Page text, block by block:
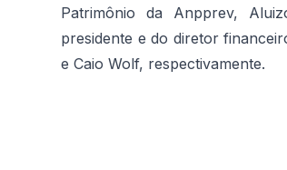
Patrimônio da Anpprev,
presidente e do diretor
e Caio Wolf, respectivamente.